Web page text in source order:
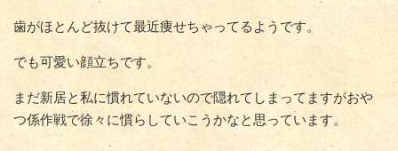
歯がほとんど抜けて最近痩せちゃってるようです。
でも可愛い顔立ちです。
まだ新居と私に慣れていないので隠れてしまってますがおや
つ係作戦で徐々に慣らしていこうかなと思っています。